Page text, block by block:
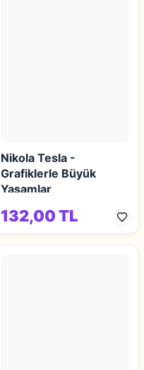
Nikola Tesla -
Grafiklerle Büyük
Yaşamlar
132,00 TL